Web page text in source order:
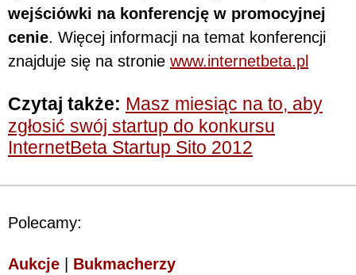
wejściówki na konferencję w promocyjnej
cenie. Więcej informacji na temat konferencji
znajduje się na stronie www.internetbeta.pl
Czytaj także: Masz miesiąc na to, aby
zgłosić swój startup do konkursu
InternetBeta Startup Sito 2012
Polecamy:
Aukcje Bukmacherzy